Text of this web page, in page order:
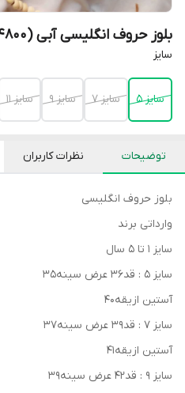
بلوز حروف انگلیسی آبی (594800)
سایز
سایز 5 سایز 7 سایز 9 سایز 11
توضیحات نظرات کاربران
بلوز حروف انگلیسی
وارداتی برند
سایز ۱ تا ۵ سال
سایز ۵ : قد۳۶ عرض سینه۳۵
آستین ازیقه۴۰
سایز ۷ : قد۳۹ عرض سینه۳۷
آستین ازیقه۴۱
سایز ۹ : قد۴۲ عرض سینه۳۹